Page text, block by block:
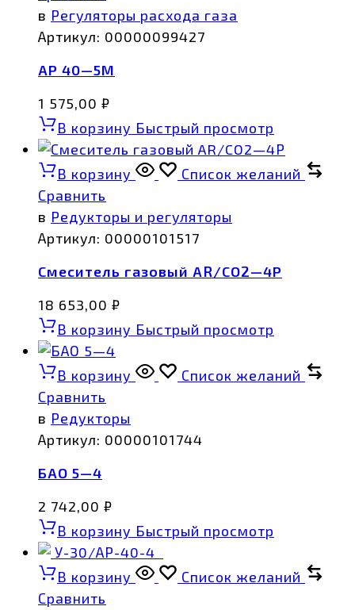
в Регуляторы расхода газа
Артикул: 00000099427
АР 40—5М
1 575,00 ₽
В корзину Быстрый просмотр
В корзину
Список желаний
Сравнить
в Редукторы и регуляторы
Артикул: 00000101517
Смеситель газовый AR/CO2—4Р
18 653,00 ₽
В корзину Быстрый просмотр
В корзину
Список желаний
Сравнить
в Редукторы
Артикул: 00000101744
БАО 5—4
2 742,00 ₽
В корзину Быстрый просмотр
В корзину
Список желаний
Сравнить